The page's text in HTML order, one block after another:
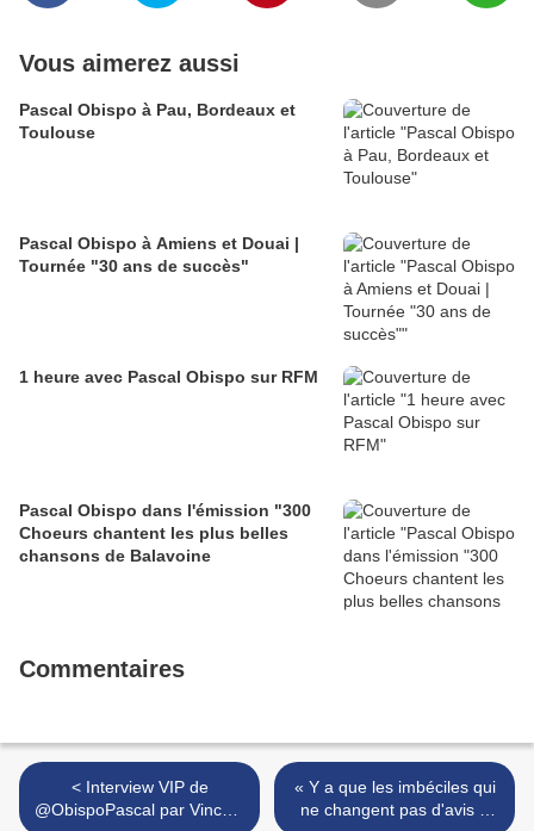
Vous aimerez aussi
Pascal Obispo à Pau, Bordeaux et
Toulouse
Pascal Obispo à Amiens et Douai |
Tournée "30 ans de succès"
1 heure avec Pascal Obispo sur RFM
Pascal Obispo dans l'émission "300
Choeurs chantent les plus belles
chansons de Balavoine
Commentaires
< Interview VIP de
@ObispoPascal par Vincent
« Y a que les imbéciles qui
ne changent pas d'avis »